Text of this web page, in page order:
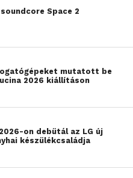
Space 2
mutatott be
2026 kiállításon
on debütál az LG új
készülékcsaládja